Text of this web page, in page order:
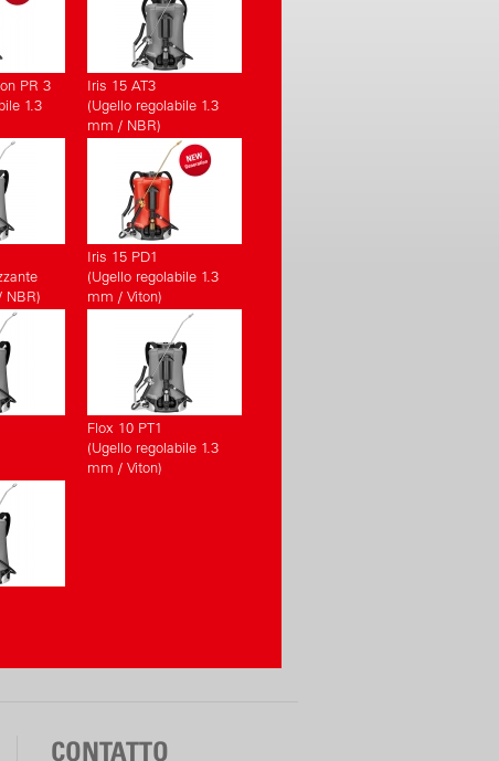
PR 3
1.3
Iris 15 AT3
(Ugello regolabile 1.3
mm / NBR)
NBR)
Iris 15 PD1
(Ugello regolabile 1.3
mm / Viton)
Flox 10 PT1
(Ugello regolabile 1.3
mm / Viton)
CONTATTO